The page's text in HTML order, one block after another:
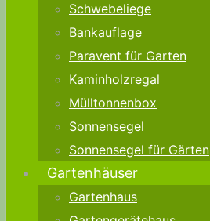
Schwebeliege
Bankauflage
Paravent für Garten
Kaminholzregal
Mülltonnenbox
Sonnensegel
Sonnensegel für Gärten
Gartenhäuser
Gartenhaus